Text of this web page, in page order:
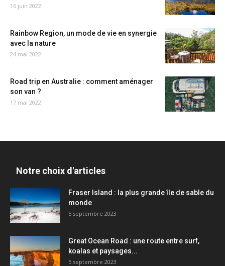
16 juin 2022
Rainbow Region, un mode de vie en synergie
avec la nature
24 mai 2022
Road trip en Australie : comment aménager
son van ?
17 mai 2022
Notre choix d'articles
Fraser Island : la plus grande île de sable du
monde
5 septembre 2023
Great Ocean Road : une route entre surf,
koalas et paysages...
5 septembre 2023